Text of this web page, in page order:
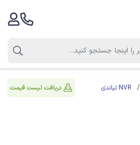
NVR تیاندی دریافت لیست قیمت